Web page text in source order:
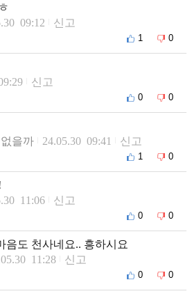
09:12 신고
1 0
신고
0 0
을까
24.05.30 09:41 신고
1 0
11:06 신고
0 0
음도 천사네요.. 흥하시요
11:28 신고
0 0